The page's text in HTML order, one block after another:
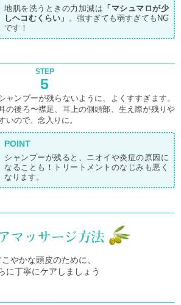
地肌を洗うときの力加減は 「マシュマロが少
しヘコむくらい」
。強すぎても弱すぎてもNG
です！
STEP
5
ャンプーが残らないように、よくすすぎます。
の後ろ〜襟足、耳上の側頭部、生え際が残りや
いので、念入りに。
POINT
シャンプーが残ると、ニオイや炎症の原因に
なることも！トリートメントのなじみも悪く
なります。
やかな頭皮のために、
に丁寧にケアしましょう